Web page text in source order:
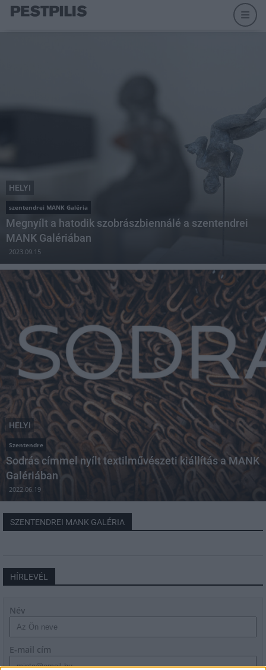
HELYI
szentendrei MANK Galéria
Megnyílt a hatodik szobrászbiennálé a szentendrei
MANK Galériában
2023.09.15
HELYI
Szentendre
Sodrás címmel nyílt textilművészeti kiállítás a MANK
Galériában
2022.06.19
SZENTENDREI MANK GALÉRIA
HÍRLEVÉL
Név
E-mail cím